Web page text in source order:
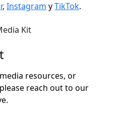
, Instagram yTikTok.
Kit
resources, or
reach out to our